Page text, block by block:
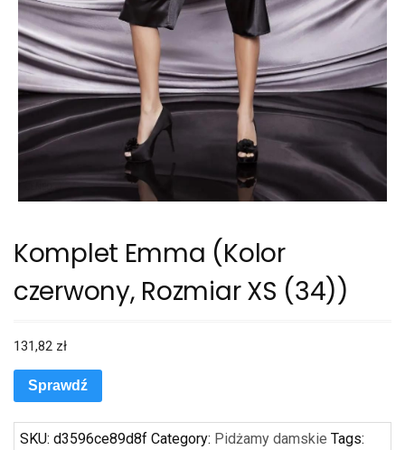
Komplet Emma (Kolor
czerwony, Rozmiar XS (34))
131,82 zł
Sprawdź
SKU: d3596ce89d8f Category: Pidżamy damskie Tags: